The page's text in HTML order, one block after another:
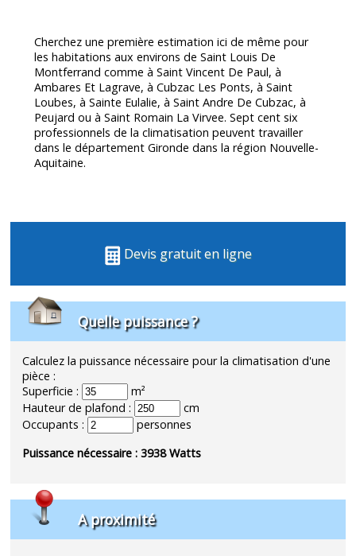
Cherchez une première estimation ici de même pour
les habitations aux environs de Saint Louis De
Montferrand comme à Saint Vincent De Paul, à
Ambares Et Lagrave, à Cubzac Les Ponts, à Saint
Loubes, à Sainte Eulalie, à Saint Andre De Cubzac, à
Peujard ou à Saint Romain La Virvee. Sept cent six
professionnels de la climatisation peuvent travailler
dans le départementGironde dans la région Nouvelle-
Aquitaine.
Devis gratuit en ligne
Quelle puissance ?
Calculez la puissance nécessaire pour la climatisation d'une
pièce :
Superficie :
m²
Hauteur de plafond :
cm
Occupants :
personnes
Puissance nécessaire :3938Watts
A proximité